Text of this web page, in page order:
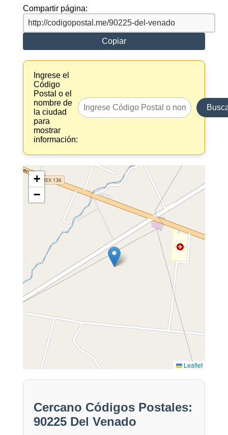
Compartir página:
Copiar
Ingrese el
Código
Postal o el
nombre de
la ciudad
para
mostrar
información:
+
−
Leaflet
Cercano Códigos Postales:
90225 Del Venado